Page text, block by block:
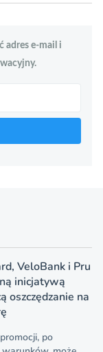
adres e-mail i
VeloBank i Pru
inicjatywą
oszczędzanie na
po